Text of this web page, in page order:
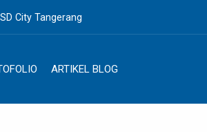
City Tangerang
ARTIKEL BLOG